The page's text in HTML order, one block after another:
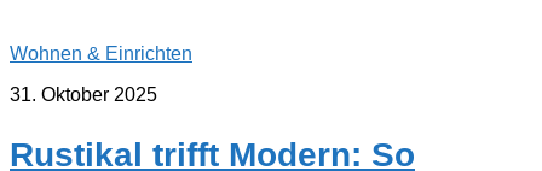
Wohnen & Einrichten
31. Oktober 2025
Rustikal trifft Modern: So